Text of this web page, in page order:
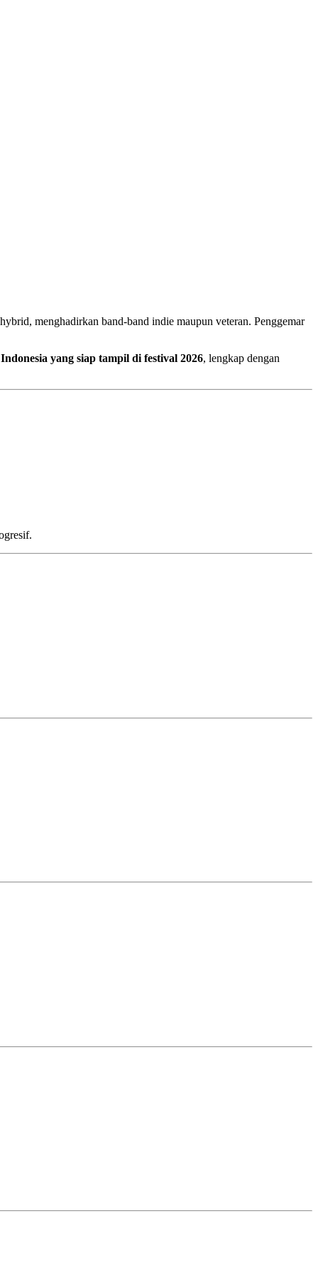
menghadirkan band-band indie maupun veteran. Penggemar
yang siap tampil di festival 2026, lengkap dengan